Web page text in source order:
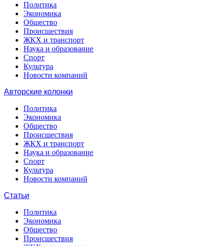
Политика
Экономика
Общество
Происшествия
ЖКХ и транспорт
Наука и образование
Спорт
Культура
Новости компаний
Авторские колонки
Политика
Экономика
Общество
Происшествия
ЖКХ и транспорт
Наука и образование
Спорт
Культура
Новости компаний
Статьи
Политика
Экономика
Общество
Происшествия